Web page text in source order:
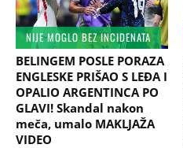
NIJE MOGLO BEZ INCIDENATA
BELINGEM POSLE PORAZA
ENGLESKE PRIŠAO S LEĐA I
OPALIO ARGENTINCA PO
GLAVI! Skandal nakon
meča, umalo MAKLJAŽA
VIDEO